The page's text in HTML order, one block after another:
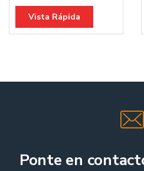
Vista Rápida
Ponte en